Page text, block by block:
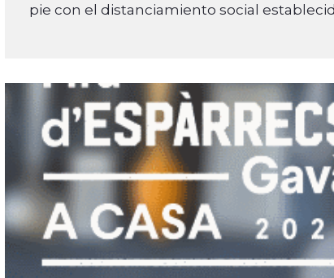
pie con el distanciamiento social